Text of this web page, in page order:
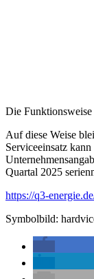
Die
Auf diese Weise
Serviceeinsatz
Quartal 2025
https://q3-
Symbolbild: